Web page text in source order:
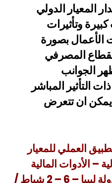
المعيار الدولي
وتأثيرات
بصورة
المصرفي
الجوانب
التأثير المباشر
ان تتعرض
– الأدوات المالية
منتجع بيانكا – بنغازي– دولة ليبيا – 6 – 2 شباط /